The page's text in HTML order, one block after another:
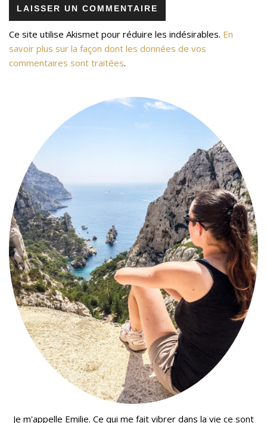
Ce site utilise Akismet pour réduire les indésirables. En
savoir plus sur la façon dont les données de vos
commentaires sont traitées.
Je m'appelle Emilie. Ce qui me fait vibrer dans la vie ce sont